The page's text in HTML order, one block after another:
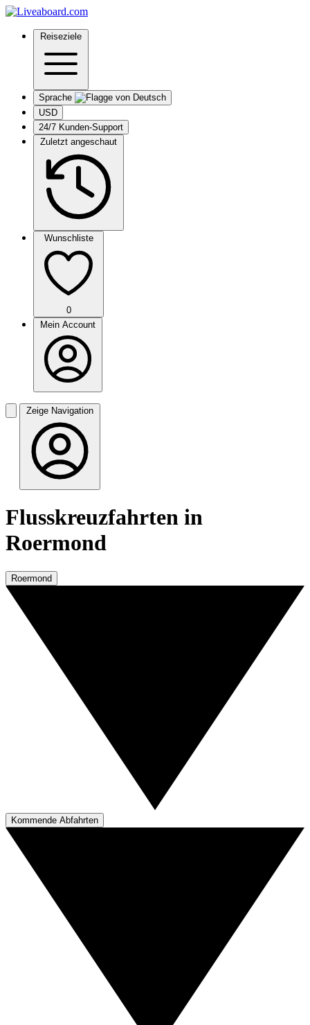
Reiseziele
Sprache
USD
24/7 Kunden-Support
Zuletzt angeschaut
Wunschliste
0
Mein Account
Zeige Navigation
Flusskreuzfahrten in
Roermond
Roermond
Kommende Abfahrten